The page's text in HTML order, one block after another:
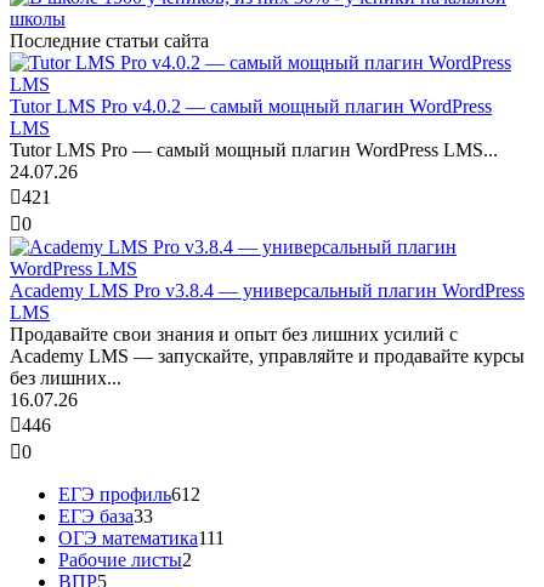
Последние статьи сайта
Tutor LMS Pro v4.0.2 — самый мощный плагин WordPress
LMS
Tutor LMS Pro — самый мощный плагин WordPress LMS...
24.07.26
421
0
Academy LMS Pro v3.8.4 — универсальный плагин WordPress
LMS
Продавайте свои знания и опыт без лишних усилий с
Academy LMS — запускайте, управляйте и продавайте курсы
без лишних...
16.07.26
446
0
ЕГЭ профиль612
ЕГЭ база33
ОГЭ математика111
Рабочие листы2
ВПР5